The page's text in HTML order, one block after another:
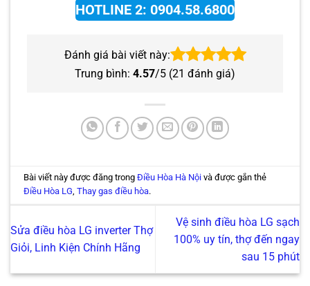
HOTLINE 2: 0904.58.6800
Đánh giá bài viết này:
Trung bình: 4.57/5 (21 đánh giá)
Bài viết này được đăng trongĐiều Hòa Hà Nội và được gắn thẻ
Điều Hòa LG,Thay gas điều hòa.
Sửa điều hòa LG inverter Thợ
Giỏi, Linh Kiện Chính Hãng
Vệ sinh điều hòa LG sạch
100% uy tín, thợ đến ngay
sau 15 phút